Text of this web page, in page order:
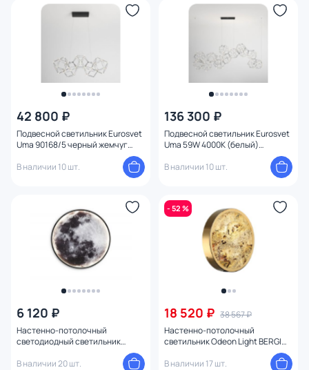
42 800 ₽
Подвесной светильник Eurosvet
Uma 90168/5 черный жемчуг
В наличии 10 шт.
136 300 ₽
Подвесной светильник Eurosvet
Uma 59W 4000К (белый)
В наличии 10 шт.
6 120 ₽
Настенно-потолочный
светодиодный светильник
В наличии 20 шт.
- 52 %
18 520 ₽ 38 567 ₽
Настенно-потолочный
cветильник Odeon Light BERGI
LED 24W 3000К/4000K/6000K
5079/24L золото
В наличии 17 шт.